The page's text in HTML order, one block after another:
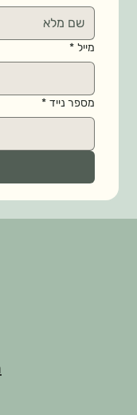
מייל *
מספר נייד *